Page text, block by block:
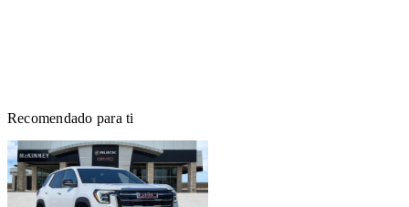
Recomendado para ti